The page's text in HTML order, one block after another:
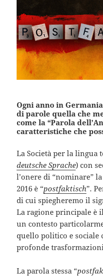
Ogni anno in
di parole quella che
come la “Parola
caratteristiche che
La Società per la lingua
deutsche Sprache) con
l’onere di “nominare”
2016 è “postfaktisch”.
di cui spiegheremo il
La ragione principale è
un contesto
quello politico e sociale
profonde
La parola stessa “